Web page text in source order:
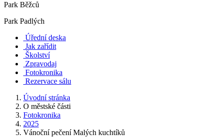
Park Běžců
Park Padlých
Úřední deska
Jak zařídit
Školství
Zpravodaj
Fotokronika
Rezervace sálu
Úvodní stránka
O městské části
Fotokronika
2025
Vánoční pečení Malých kuchtíků